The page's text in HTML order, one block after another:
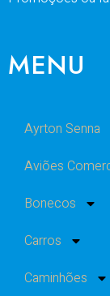
MENU
Ayrton Senna
Aviões
Bonecos
Carros
Caminhões